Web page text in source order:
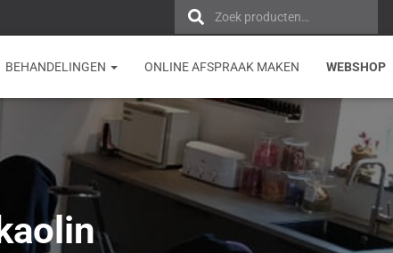
e
n
Zoek producten…
BEHANDELINGEN ONLINE AFSPRAAK MAKEN WEBSHOP
kaolin